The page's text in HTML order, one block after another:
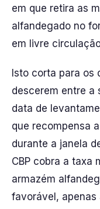
em que retira as
alfandegado no
em livre
Isto corta para os
descerem entre a
data de
que recompensa
durante a janela
CBP cobra a taxa
armazém
favorável, apenas